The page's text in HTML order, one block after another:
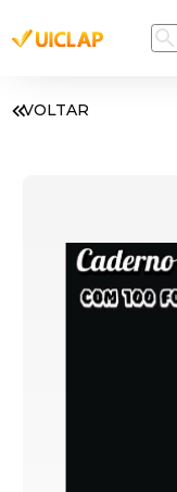
VOLTAR